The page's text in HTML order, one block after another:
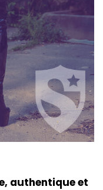
authentique et